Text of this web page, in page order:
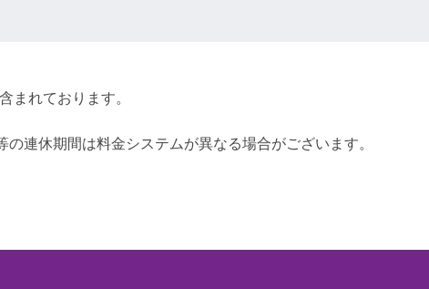
まれております。
連休期間は料金システムが異なる場合がございます。